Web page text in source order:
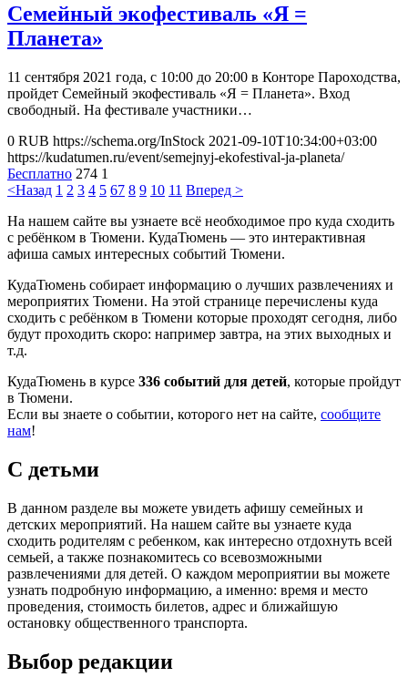
Семейный экофестиваль «Я =
Планета»
11 сентября 2021 года, с 10:00 до 20:00 в Конторе Пароходства,
пройдет Семейный экофестиваль «Я = Планета». Вход
свободный. На фестивале участники…
0 RUB https://schema.org/InStock 2021-09-10T10:34:00+03:00
https://kudatumen.ru/event/semejnyj-ekofestival-ja-planeta/
Бесплатно 274 1
<Назад 1 2 3 4 5 67 8 9 10 11 Вперед >
На нашем сайте вы узнаете всё необходимое про куда сходить
с ребёнком в Тюмени. КудаТюмень — это интерактивная
афиша самых интересных событий Тюмени.
КудаТюмень собирает информацию о лучших развлечениях и
мероприятих Тюмени. На этой странице перечислены куда
сходить с ребёнком в Тюмени которые проходят сегодня, либо
будут проходить скоро: например завтра, на этих выходных и
т.д.
КудаТюмень в курсе 336 событий для детей, которые пройдут
в Тюмени.
Если вы знаете о событии, которого нет на сайте, сообщите
нам!
С детьми
В данном разделе вы можете увидеть афишу семейных и
детских мероприятий. На нашем сайте вы узнаете куда
сходить родителям с ребенком, как интересно отдохнуть всей
семьей, а также познакомитесь со всевозможными
развлечениями для детей. О каждом мероприятии вы можете
узнать подробную информацию, а именно: время и место
проведения, стоимость билетов, адрес и ближайшую
остановку общественного транспорта.
Выбор редакции